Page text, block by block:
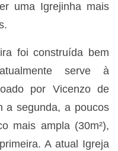
uma Igrejinha mais
foi construída bem
serve à
por Vicenzo de
a segunda, a poucos
mais ampla (30m²),
A atual Igreja